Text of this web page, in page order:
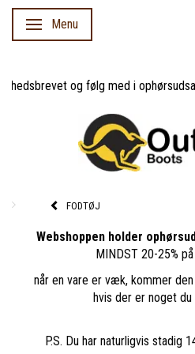
Skifte navigation
Menu
og følg med i ophørsudsalget
FODTØJ
Webshoppen holder
MINDST 20-25%
når en vare er væk, kommer
hvis der er noget du
P.S. Du har naturligvis stadig